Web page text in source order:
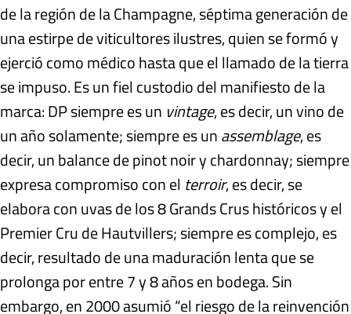
de la región de la Champagne, séptima generación de
una estirpe de viticultores ilustres, quien se formó y
ejerció como médico hasta que el llamado de la tierra
se impuso. Es un fiel custodio del manifiesto de la
marca: DP siempre es un vintage, es decir, un vino de
un año solamente; siempre es unassemblage, es
decir, un balance de pinot noir y chardonnay; siempre
expresa compromiso con el terroir, es decir, se
elabora con uvas de los 8 Grands Crus históricos y el
Premier Cru de Hautvillers; siempre es complejo, es
decir, resultado de una maduración lenta que se
prolonga por entre 7 y 8 años en bodega. Sin
embargo, en 2000 asumió “el riesgo de la reinvención